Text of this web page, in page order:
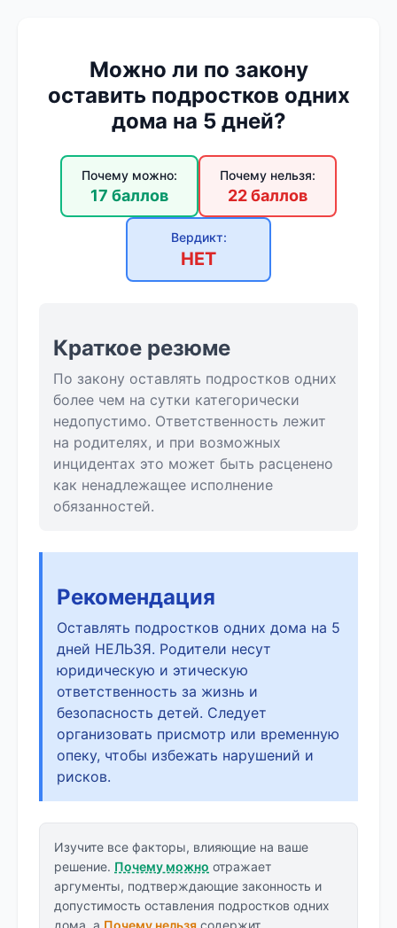
Можно ли по закону
оставить подростков одних
дома на 5 дней?
Почему можно:
17 баллов
Почему нельзя:
22 баллов
Вердикт:
НЕТ
Краткое резюме
По закону оставлять подростков одних
более чем на сутки категорически
недопустимо. Ответственность лежит
на родителях, и при возможных
инцидентах это может быть расценено
как ненадлежащее исполнение
обязанностей.
Рекомендация
Оставлять подростков одних дома на 5
дней НЕЛЬЗЯ. Родители несут
юридическую и этическую
ответственность за жизнь и
безопасность детей. Следует
организовать присмотр или временную
опеку, чтобы избежать нарушений и
рисков.
Изучите все факторы, влияющие на ваше
решение. Почему можно отражает
аргументы, подтверждающие законность и
допустимость оставления подростков одних
дома, а Почему нельзя содержит